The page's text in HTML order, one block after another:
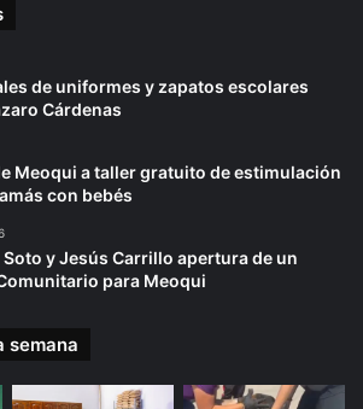
de uniformes y zapatos escolares
Cárdenas
Meoqui a taller gratuito de estimulación
con bebés
y Jesús Carrillo apertura de un
para Meoqui
semana